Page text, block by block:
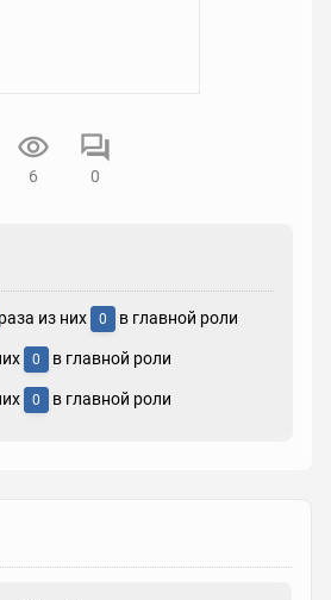
6 0
раза из них 0 в главной роли
0 в главной роли
0 в главной роли